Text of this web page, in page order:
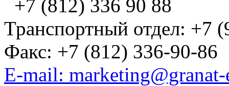
+7 (812) 336 90 88
Транспортный отдел: +7
Факс: +7 (812) 336-90-86
E-mail: